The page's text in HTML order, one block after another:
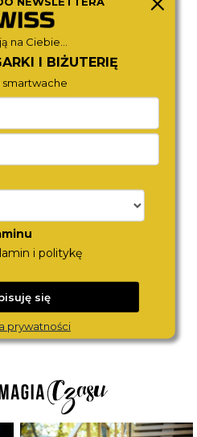
na Ciebie...
I BIŻUTERIĘ
smartwache
i politykę
się
prywatności